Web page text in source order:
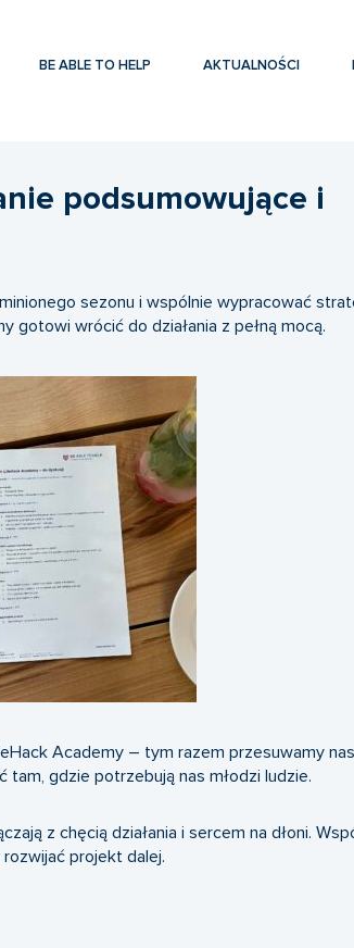
BE ABLE TO HELP AKTUALNOŚCI
podsumowujące i
sezonu i wspólnie wypracować
gotowi wrócić do działania z pełną mocą.
Academy – tym razem przesuwamy
tam, gdzie potrzebują nas młodzi ludzie.
z chęcią działania i sercem na dłoni.
projekt dalej.